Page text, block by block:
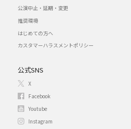
公演中止・延期・変更
推奨環境
はじめての方へ
カスタマーハラスメントポリシー
公式SNS
X
Facebook
Youtube
Instagram